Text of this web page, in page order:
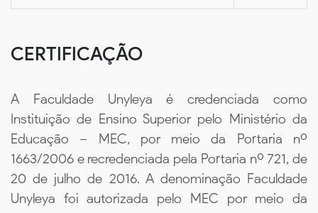
CERTIFICAÇÃO
A Faculdade Unyleya é credenciada como
Instituição de Ensino Superior pelo Ministério da
Educação – MEC, por meio da Portaria nº
1663/2006 e recredenciada pela Portaria nº 721, de
20 de julho de 2016. A denominação Faculdade
Unyleya foi autorizada pelo MEC por meio da